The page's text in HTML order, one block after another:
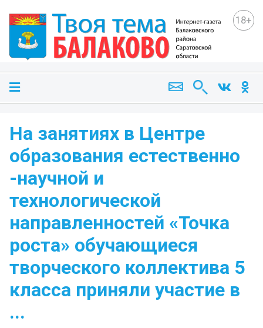
18+
На занятиях в Центре
образования естественно
-научной и
технологической
направленностей «Точка
роста» обучающиеся
творческого коллектива 5
класса приняли участие в
...